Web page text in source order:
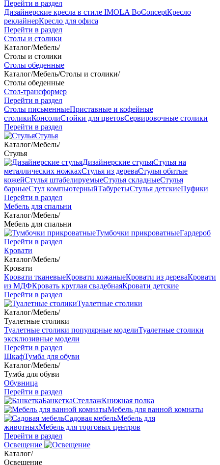
Перейти в раздел
Дизайнерские кресла в стиле IMOLA BoConceptКресло
реклайнерКресло для офиса
Перейти в раздел
Столы и столики
Каталог/Мебель/
Столы и столики
Столы обеденные
Каталог/Мебель/Столы и столики/
Столы обеденные
Стол-трансформер
Перейти в раздел
Столы письменныеПриставные и кофейные
столикиКонсолиСтойки для цветовСервировочные столики
Перейти в раздел
Стулья
Каталог/Мебель/
Стулья
Дизайнерские стульяСтулья на
металлических ножкахСтулья из дереваСтулья обитые
кожейСтулья штабелируемыеСтулья складныеСтулья
барныеСтул компьютерныйТабуретыСтулья детскиеПуфики
Перейти в раздел
Мебель для спальни
Каталог/Мебель/
Мебель для спальни
Тумбочки прикроватныеГардероб
Перейти в раздел
Кровати
Каталог/Мебель/
Кровати
Кровати тканевыеКровати кожаныеКровати из дереваКровати
из МДФКровать круглая свадебнаяКровати детские
Перейти в раздел
Туалетные столики
Каталог/Мебель/
Туалетные столики
Туалетные столики популярные моделиТуалетные столики
эксклюзивные модели
Перейти в раздел
ШкафТумба для обуви
Каталог/Мебель/
Тумба для обуви
Обувница
Перейти в раздел
БанкеткаСтеллажКнижная полка
Мебель для ванной комнаты
Садовая мебельМебель для
животныхМебель для торговых центров
Перейти в раздел
Освещение
Каталог/
Освещение